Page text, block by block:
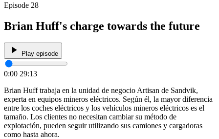
Episode 28
Brian Huff's charge towards the future
Play episode
0:00 29:13
Brian Huff trabaja en la unidad de negocio Artisan de Sandvik,
experta en equipos mineros eléctricos. Según él, la mayor diferencia
entre los coches eléctricos y los vehículos mineros eléctricos es el
tamaño. Los clientes no necesitan cambiar su método de
explotación, pueden seguir utilizando sus camiones y cargadoras
como hasta ahora.